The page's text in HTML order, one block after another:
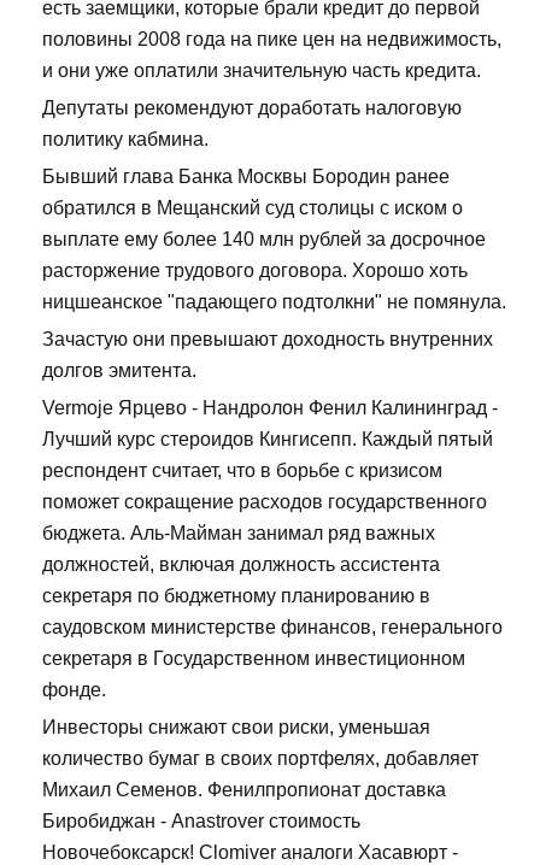
есть заемщики, которые брали кредит до первой
половины 2008 года на пике цен на недвижимость,
и они уже оплатили значительную часть кредита.
Депутаты рекомендуют доработать налоговую
политику кабмина.
Бывший глава Банка Москвы Бородин ранее
обратился в Мещанский суд столицы с иском о
выплате ему более 140 млн рублей за досрочное
расторжение трудового договора. Хорошо хоть
ницшеанское "падающего подтолкни" не помянула.
Зачастую они превышают доходность внутренних
долгов эмитента.
Vermoje Ярцево - Нандролон Фенил Калининград -
Лучший курс стероидов Кингисепп. Каждый пятый
респондент считает, что в борьбе с кризисом
поможет сокращение расходов государственного
бюджета. Аль-Майман занимал ряд важных
должностей, включая должность ассистента
секретаря по бюджетному планированию в
саудовском министерстве финансов, генерального
секретаря в Государственном инвестиционном
фонде.
Инвесторы снижают свои риски, уменьшая
количество бумаг в своих портфелях, добавляет
Михаил Семенов. Фенилпропионат доставка
Биробиджан - Anastrover стоимость
Новочебоксарск! Clomiver аналоги Хасавюрт -